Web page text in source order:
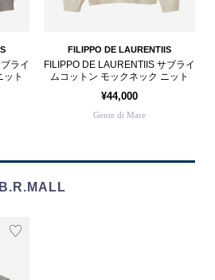
ライ
ット
FILIPPO DE LAURENTIIS
FILIPPO DE LAURENTIIS サブライ
ムコットン モックネック ニット
¥44,000
Gente di Mare